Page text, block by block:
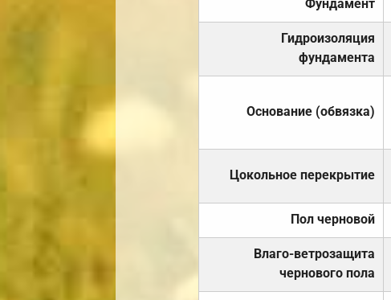
Фундамент
Гидроизоляция
фундамента
Основание (обвязка)
Цокольное перекрытие
Пол черновой
Влаго-ветрозащита
чернового пола